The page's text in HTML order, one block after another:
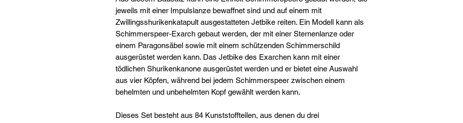
jeweils mit einer Impulslanze bewaffnet sind und auf einem mit
Zwillingsshurikenkatapult ausgestatteten Jetbike reiten. Ein Modell kann als
Schimmerspeer-Exarch gebaut werden, der mit einer Sternenlanze oder
einem Paragonsäbel sowie mit einem schützenden Schimmerschild
ausgerüstet werden kann. Das Jetbike des Exarchen kann mit einer
tödlichen Shurikenkanone ausgerüstet werden und er bietet eine Auswahl
aus vier Köpfen, während bei jedem Schimmerspeer zwischen einem
behelmten und unbehelmten Kopf gewählt werden kann.
Dieses Set besteht aus 84 Kunststoffteilen, aus denen du drei